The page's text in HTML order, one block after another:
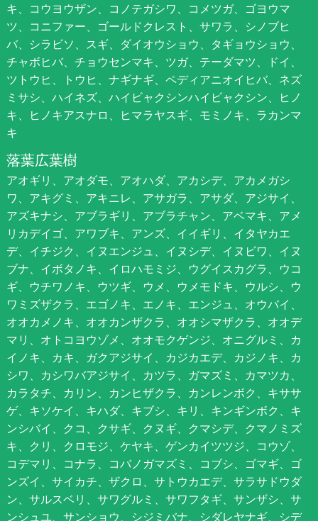
キ、コウヨウザン、コノテガシワ、コメツガ、ゴヨウマ
ツ、コニファー、ゴールドクレスト、サワラ、シノブヒ
バ、シラビソ、スギ、ダイオウショウ、タギョウショウ、
チャボヒバ、チョウセンマキ、ツガ、テーダマツ、ドイ、
ツトウヒ、トウヒ、ナギナギ、ペディアニオイヒバ、ネズ
ミサシ、ハイネズ、ハイビャクシンハイビャクシン、ヒノ
キ、ヒノキアスナロ、ヒマラヤスギ、モミノキ、ラカンマ
キ
落葉広葉樹
アオギリ、アオダモ、アオハダ、アカシデ、アカメガシ
ワ、アキグミ、アキニレ、アサガラ、アサダ、アジサイ、
アズキナシ、アブラギリ、アブラチャン、アベマキ、アメ
リカデイゴ、アワブキ、アンズ、イイギリ、イタヤカエ
デ、イチジク、イヌエンジュ、イヌシデ、イヌビワ、イヌ
ブナ、イボタノキ、イロハモミジ、ウグイスカグラ、ウコ
ギ、ウチワノキ、ウツギ、ウメ、ウメモドキ、ウルシ、ウ
ワミズザクラ、エゴノキ、エノキ、エンジュ、オウバイ、
オオカメノキ、オオカンザクラ、オオシマザクラ、オオデ
マリ、オトコヨウゾメ、オオモクゲンジ、オニグルミ、カ
イノキ、カキ、ガクアジサイ、カジカエデ、カジノキ、カ
シワ、カシワバアジサイ、カツラ、ガマズミ、カマツカ、
カラタチ、カリン、カンヒザクラ、カンレンボク、キササ
ゲ、キソケイ、キハダ、キブシ、キリ、キンギンボク、キ
ンシバイ、クコ、クサギ、クヌギ、クマシデ、クマノミズ
キ、クリ、クロモジ、ケヤキ、ゲンカイツツジ、コウゾ、
コデマリ、コナラ、コバノガマズミ、コブシ、ゴマギ、ゴ
ンズイ、サイカチ、ザクロ、サトウカエデ、サラサドウダ
ン、サルスベリ、サワグルミ、サワフタギ、サンザシ、サ
ンシュユ、サンショウ、シジミバナ、シダレヤナギ、シデ